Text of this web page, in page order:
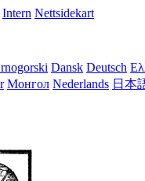
Intern Nettsidekart
Dansk Deutsch
Монгол Nederlands 日本